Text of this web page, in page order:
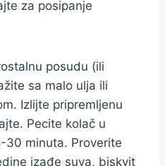
za posipanje
posudu (ili
sa malo ulja ili
Izlijte pripremljenu
Pecite kolač u
30 minuta. Proverite
izađe suva, biskvit